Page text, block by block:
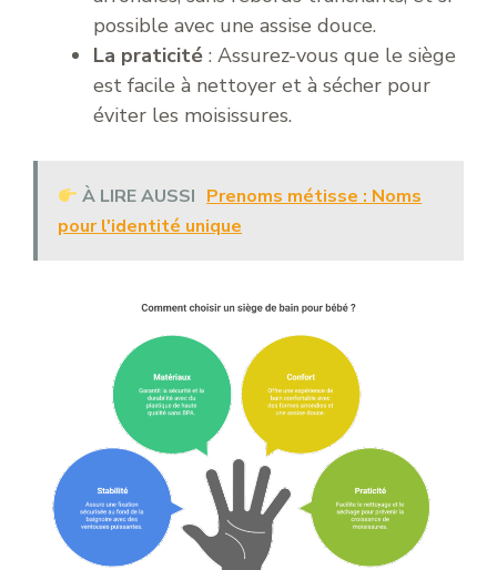
possible avec une assise douce.
La praticité : Assurez-vous que le siège
est facile à nettoyer et à sécher pour
éviter les moisissures.
À LIRE AUSSI Prenoms métisse : Noms
pour l'identité unique